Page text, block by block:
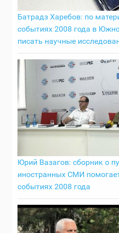
Батрадз Харебов: по
событиях 2008 года в
писать научные
Юрий Вазагов: сборник о
иностранных СМИ
событиях 2008 года